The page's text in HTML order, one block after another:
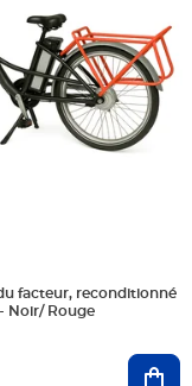
facteur, reconditionné
Noir/ Rouge